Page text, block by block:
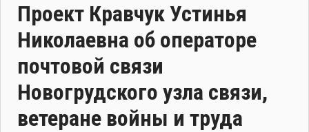
Проект Кравчук Устинья
Николаевна об операторе
почтовой связи
Новогрудского узла связи,
ветеране войны и труда